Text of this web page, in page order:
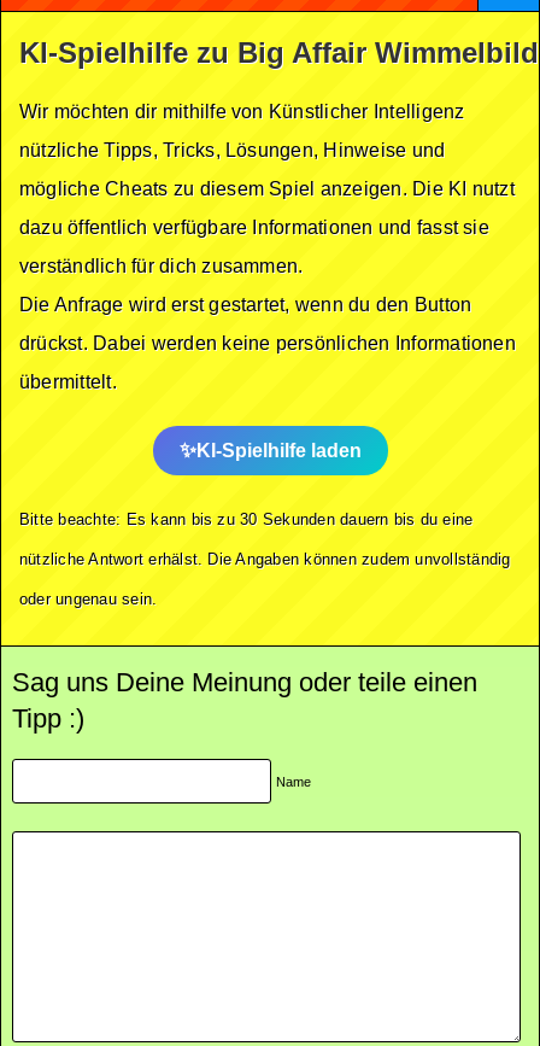
KI-Spielhilfe zu Big Affair Wimmelbild
Wir möchten dir mithilfe von Künstlicher Intelligenz
nützliche Tipps, Tricks, Lösungen, Hinweise und
mögliche Cheats zu diesem Spiel anzeigen. Die KI nutzt
dazu öffentlich verfügbare Informationen und fasst sie
verständlich für dich zusammen.
Die Anfrage wird erst gestartet, wenn du den Button
drückst. Dabei werden keine persönlichen Informationen
übermittelt.
KI-Spielhilfe laden
Bitte beachte: Es kann bis zu 30 Sekunden dauern bis du eine
nützliche Antwort erhälst. Die Angaben können zudem unvollständig
oder ungenau sein.
Sag uns Deine Meinung oder teile einen
Tipp :)
Name